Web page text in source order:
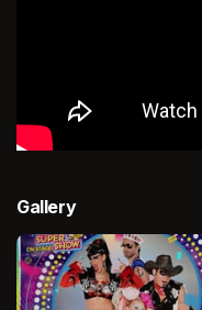
Gallery